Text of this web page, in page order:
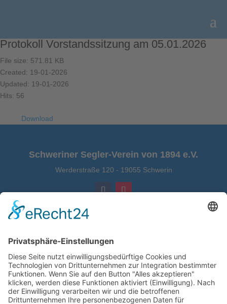
Protokoll Vorstandssitzung am 05.01.2026
File size: 571.81 KB
Created: 19-01-2026
Updated: 19-01-2026
Hits: 56
Download
Schweriner Segler-Verein von 1894 e.V.
Werderstraße 120 - 19055 Schwerin
IMPRESSUM|DATENSCHUTZ|
BARRIEREFREIHEITSERKLÄRUNG
Telefon: (03 85) 5 81 08 25
E-Mail: buero@ssv1894.de